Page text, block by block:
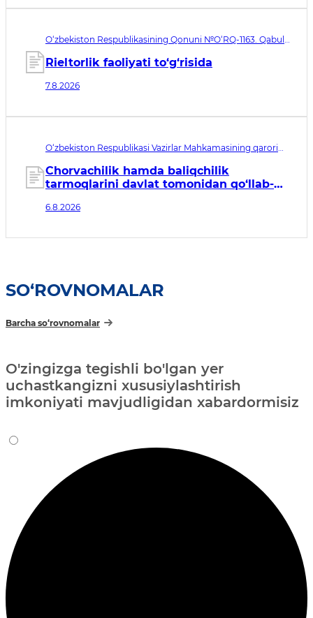
O‘zbekiston Respublikasining Qonuni №O‘RQ-1163. Qabul
Rieltorlik faoliyati to‘g‘risida
7.8.2026
O‘zbekiston Respublikasi Vazirlar Mahkamasining qarori
sanasi 07.08.2026
Chorvachilik hamda baliqchilik
tarmoqlarini davlat tomonidan qo‘llab-
tadbirlari to‘g‘risida
6.8.2026
SO‘ROVNOMALAR
Barcha so‘rovnomalar
O'zingizga tegishli bo'lgan yer
uchastkangizni xususiylashtirish
imkoniyati mavjudligidan xabardormisiz